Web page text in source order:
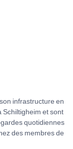
infrastructure en
Schiltigheim et sont
quotidiennes
des membres de